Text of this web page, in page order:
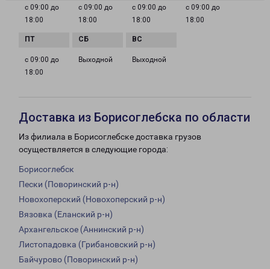
с 09:00 до
18:00
с 09:00 до
18:00
с 09:00 до
18:00
с 09:00 до
18:00
с 09:00 до
18:00
Выходной Выходной
Доставка из Борисоглебска по области
Из филиала в Борисоглебске доставка грузов
осуществляется в следующие города:
Борисоглебск
Пески (Поворинский р-н)
Новохоперский (Новохоперский р-н)
Вязовка (Еланский р-н)
Архангельское (Аннинский р-н)
Листопадовка (Грибановский р-н)
Байчурово (Поворинский р-н)